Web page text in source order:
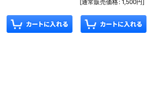
通常販売価格: 1,500円